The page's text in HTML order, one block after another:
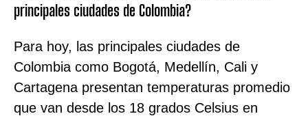
principales ciudades de Colombia?
Para hoy, las principales ciudades de
Colombia como Bogotá, Medellín, Cali y
Cartagena presentan temperaturas promedio
que van desde los 18 grados Celsius en